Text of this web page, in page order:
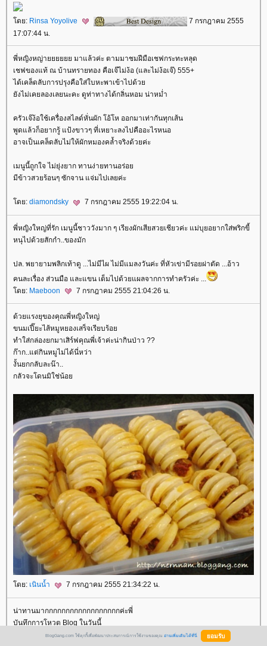
ดย: Rinsa Yoyolive
7 กรกฎาคม 2555
17:07:44 น.
พี่หญิงหญ่ายยยยยย มาแล้วค่ะ ตามมาชมฝีมือเชฟกระทะหลุด
เชฟของแท้ ณ บ้านทรายทอง คือเจ๊ไม่ง้อ (และไม่ง้อเจ๊) 555+
ได้เคล็ดลับการปรุงคือใส่ใบหะพาเข้าไปด้ว
ังไม่เคยลองเลยนะคะ ดูท่าทางได้กลิ่นหอม น่าหม่ำ
ครัวเจ๊ง้อใช้เครื่องสไลด์หั่นผัก โอ้โห ออกมาเท่ากันทุกเส้น
พูดแล้วก็อยากรู้ แป้งขาวๆ ที่เหยาะลงไปคืออะไรหนอ
อาจเป็นเคล็ดลับไม่ให้ผักหมองคล้ำจริงด้วยค่ะ
เมนูนี้ถูกใจ ไม่ยุ่งยาก ทานง่ายทานอร่อ
มีข้าวสวยร้อนๆ ซักจาน แจ่มไปเลยค่ะ
ดย: diamondsky 7 กรกฎาคม 2555 19:22:04 น.
พี่หญิงใหญ่ที่รัก เมนูนี้ชาววังมาก ๆ เรียงผักเสียสวยเชียวค่ะ แม่บุยอยากใส่พริกขี้
หนุไปด้วยสักกำ..ของมัก
ปล. พยายามพลิกเท้าดู ...ไม่มีไผ ไม่มีแมลงวันค่ะ ที่หัวเข่ามีรอยผ่าตัด ...อ้าว
คนละเรื่อง ส่วนมือ และแขน เต็มไปด้วยแผลจากการทำครัวค่ะ ...
ดย: Maeboon 7 กรกฎาคม 2555 21:04:26 น.
ด้วยแรงยุของคุณพี่หญิงใหญ่
ขนมเปี๊ยะไส้หมูหยองเสร็จเรียบร้อ
ทำใส่กล่องยกมาเสิร์ฟคุณพี่เจ้าค่ะน่ากินป่าว ??
ก๊าก..แต่กินหมูไม่ได้นี่หว่า
งั้นยกกลับละน๊า..
กลัวจะโดนมิใช่น้อ
ดย: เนินน้ำ 7 กรกฎาคม 2555 21:34:22 น.
น่าทานมากกกกกกกกกกกกกกกกกกค่ะพี่
บันทึกการโหวต Blog ในวันนี้
BlogGang.com ใช้คุกกี้เพื่อพัฒนาประสบการณ์การใช้งานของคุณ อ่านเพิ่มเติมได้ที่นี่